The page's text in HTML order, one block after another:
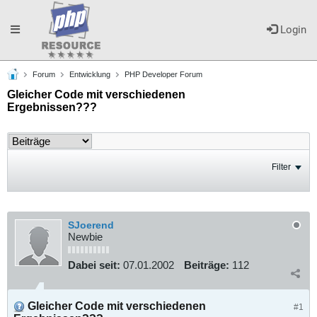
Login
Toggle
navigation
Forum Entwicklung PHP Developer Forum
Gleicher Code mit verschiedenen
Ergebnissen???
Filter
SJoerend
Newbie
Dabei seit: 07.01.2002 Beiträge: 112
#1
Gleicher Code mit verschiedenen